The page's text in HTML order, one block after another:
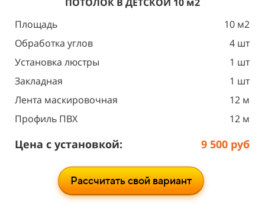
ПОТОЛОК В ДЕТСКОЙ 10 м2
Площадь
10 м2
Обработка углов
4 шт
Установка люстры
1 шт
Закладная
1 шт
Лента маскировочная
12 м
Профиль ПВХ
12 м
Цена с установкой: 9 500 руб
Рассчитать свой вариант